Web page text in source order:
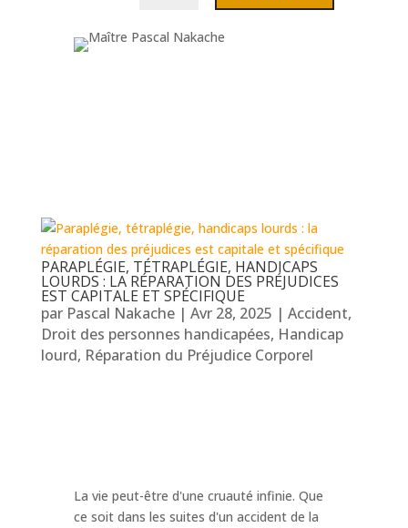
PARAPLÉGIE, TÉTRAPLÉGIE, HANDICAPS
LOURDS : LA RÉPARATION DES PRÉJUDICES
EST CAPITALE ET SPÉCIFIQUE
par Pascal Nakache| Avr 28, 2025 | Accident,
Droit des personnes handicapées, Handicap
lourd, Réparation du Préjudice Corporel
La vie peut-être d'une cruauté infinie. Que
ce soit dans les suites d'un accident de la